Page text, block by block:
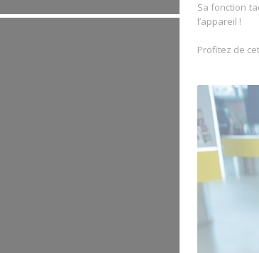
Sa fonction
l’appareil !
Profitez de